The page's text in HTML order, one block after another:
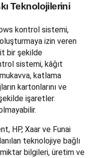
Teknolojilerini
kontrol sistemi,
izin veren
bir şekilde
sistemi, kâğıt
katlama
kartonlarını ve
işaretler.
HP, Xaar ve Funai
teknolojiye bağlı
miktar bilgileri, üretim ve